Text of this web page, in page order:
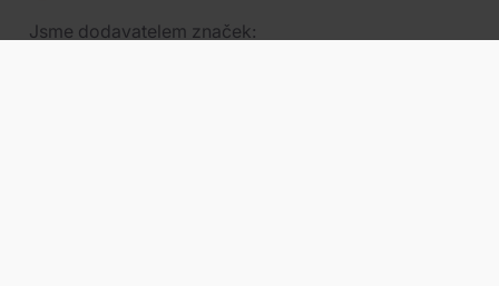
Jsme dodavatelem značek: